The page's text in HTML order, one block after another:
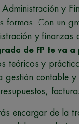
y
formas. Con un
y finanzas
de FP te va
teóricos y
gestión contable y
encargar de la